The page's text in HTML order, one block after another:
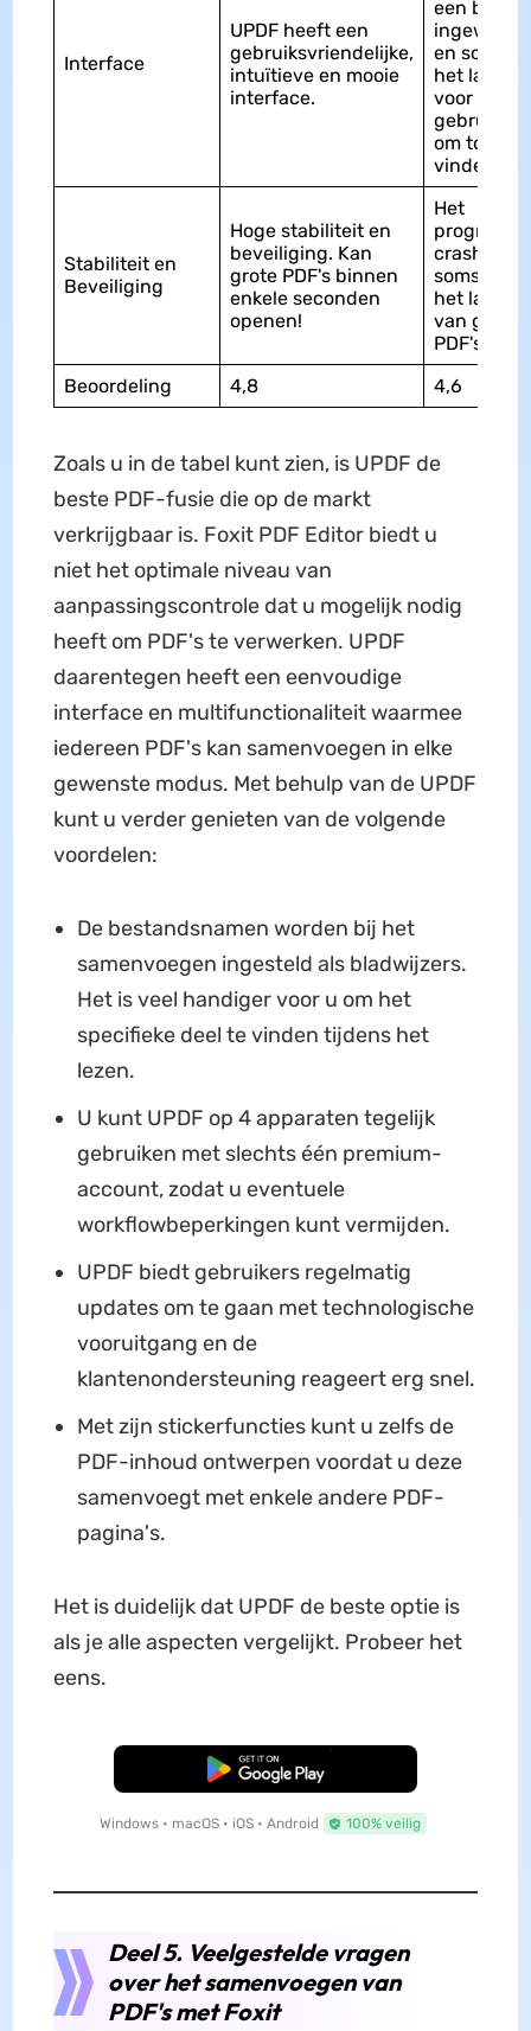
Interface
UPDF heeft een
gebruiksvriendelijke,
intuïtieve en mooie
interface.
een beetje
en soms is
het lastig
voor
gebruikers
om tools te
vinden.
Stabiliteit en
Beveiliging
Hoge stabiliteit en
beveiliging. Kan
grote PDF's binnen
enkele seconden
openen!
Het
crasht
soms bij
het laden
van grote
PDF's.
Beoordeling
4,8 4,6
Zoals u in de tabel kunt zien, is UPDF de
beste PDF-fusie die op de markt
verkrijgbaar is. Foxit PDF Editor biedt u
niet het optimale niveau van
aanpassingscontrole dat u mogelijk nodig
heeft om PDF's te verwerken. UPDF
daarentegen heeft een eenvoudige
interface en multifunctionaliteit waarmee
iedereen PDF's kan samenvoegen in elke
gewenste modus. Met behulp van de UPDF
kunt u verder genieten van de volgende
voordelen:
De bestandsnamen worden bij het
samenvoegen ingesteld als bladwijzers.
Het is veel handiger voor u om het
specifieke deel te vinden tijdens het
lezen.
U kunt UPDF op 4 apparaten tegelijk
gebruiken met slechts één premium-
account, zodat u eventuele
workflowbeperkingen kunt vermijden.
UPDF biedt gebruikers regelmatig
updates om te gaan met technologische
vooruitgang en de
klantenondersteuning reageert erg snel.
Met zijn stickerfuncties kunt u zelfs de
PDF-inhoud ontwerpen voordat u deze
samenvoegt met enkele andere PDF-
pagina's.
Het is duidelijk dat UPDF de beste optie is
als je alle aspecten vergelijkt. Probeer het
eens.
Gratis Download
Windows • macOS • iOS • Android 100% veilig
Deel 5. Veelgestelde vragen
over het samenvoegen van
PDF's met Foxit